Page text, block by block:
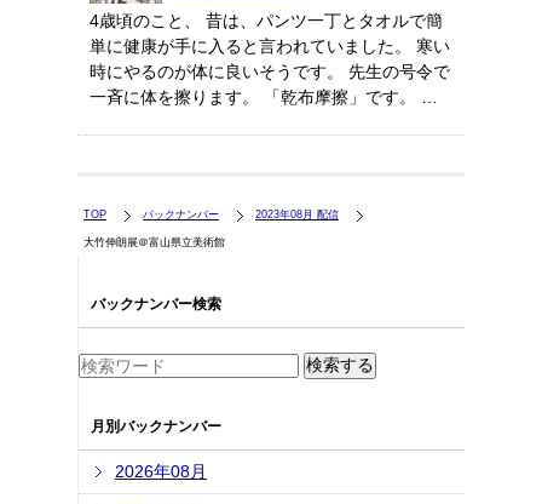
4歳頃のこと、 昔は、パンツ一丁とタオルで簡
単に健康が手に入ると言われていました。 寒い
時にやるのが体に良いそうです。 先生の号令で
一斉に体を擦ります。 「乾布摩擦」です。 …
TOP バックナンバー 2023年08月 配信
大竹伸朗展＠富山県立美術館
バックナンバー検索
月別バックナンバー
2026年08月